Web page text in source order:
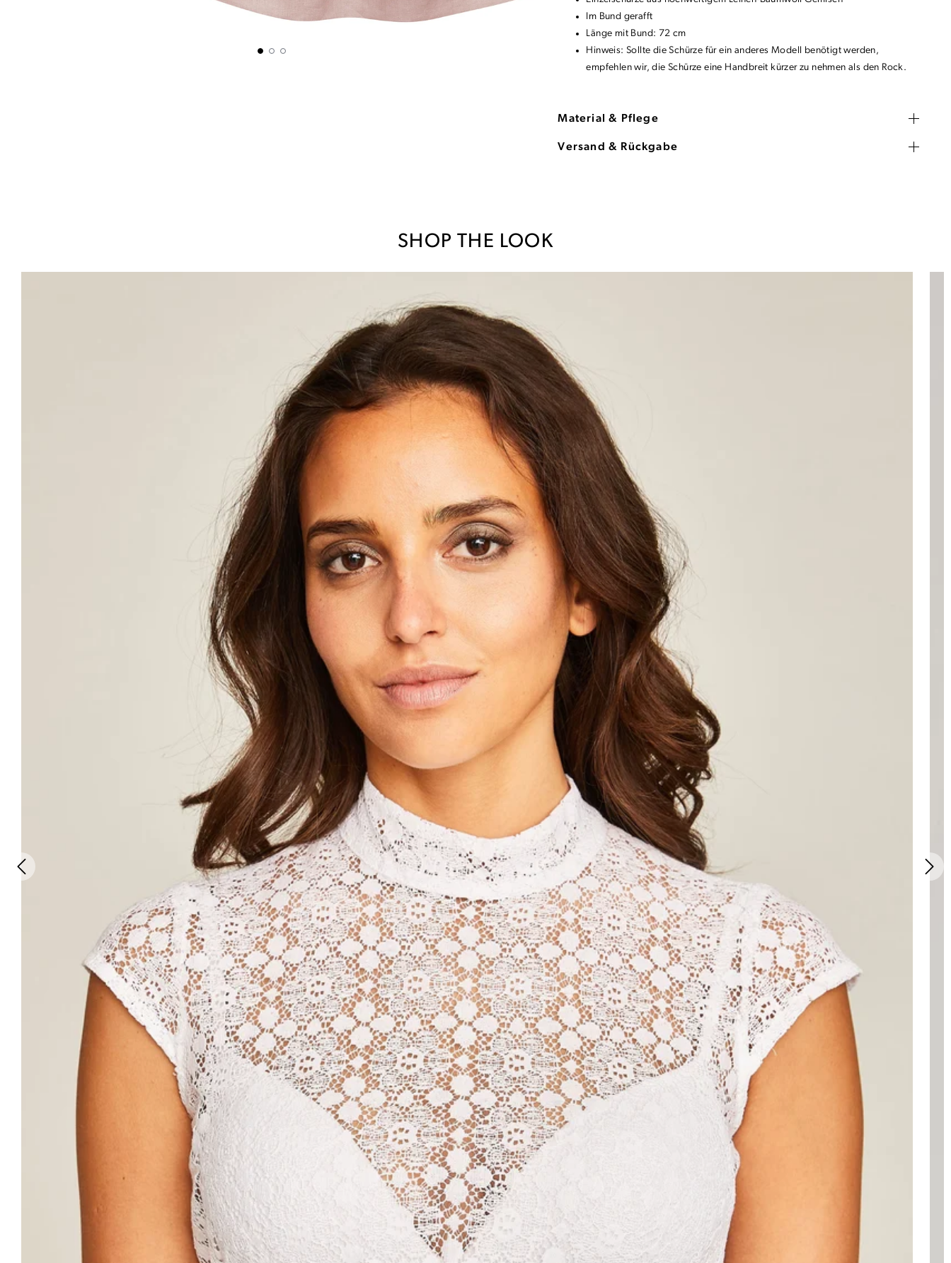
Im Bund gerafft
Länge mit Bund: 72 cm
Hinweis: Sollte die Schürze für ein anderes Modell benötigt werden,
empfehlen wir, die Schürze eine Handbreit kürzer zu nehmen als den Rock.
Material & Pflege
Versand & Rückgabe
SHOP THE LOOK